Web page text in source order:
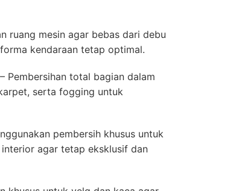
ruang mesin agar bebas dari debu
kendaraan tetap optimal.
– Pembersihan total bagian dalam
serta fogging untuk
pembersih khusus untuk
agar tetap eksklusif dan